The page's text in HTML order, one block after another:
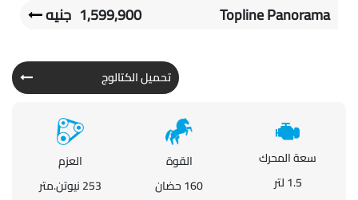
Topline Panorama
1,599,900 جنيه
تحميل الكتالوج
سعة المحرك
1.5 لتر
القوة
160 حضان
العزم
253 نيوتن.متر